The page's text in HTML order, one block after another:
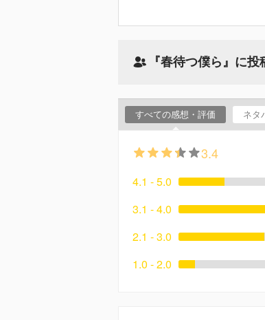
『春待つ僕ら』に
すべての感想・評価 ネタ
3.4
4.1 - 5.0
3.1 - 4.0
2.1 - 3.0
1.0 - 2.0